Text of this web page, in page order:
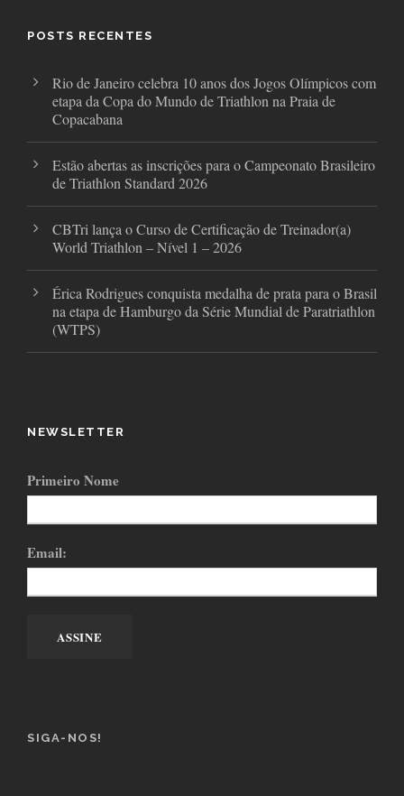
k
a
POSTS RECENTES
Rio de Janeiro celebra 10 anos dos Jogos Olímpicos com
etapa da Copa do Mundo de Triathlon na Praia de
Copacabana
Estão abertas as inscrições para o Campeonato Brasileiro
de Triathlon Standard 2026
CBTri lança o Curso de Certificação de Treinador(a)
World Triathlon – Nível 1 – 2026
Érica Rodrigues conquista medalha de prata para o Brasil
na etapa de Hamburgo da Série Mundial de Paratriathlon
(WTPS)
NEWSLETTER
Primeiro Nome
Email:
SIGA-NOS!